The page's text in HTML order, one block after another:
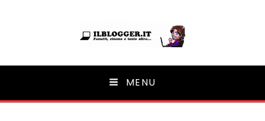
Ilblogger.it
Il portalino di blog | MENU